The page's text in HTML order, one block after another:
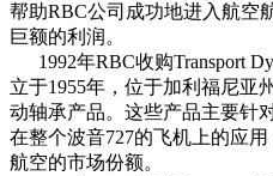
帮助RBC公司成功地进入航空
巨额的利润。
1992年RBC收购Transport
立于1955年，位于加利福尼亚
动轴承产品。这些产品主要针
在整个波音727的飞机上的应
航空的市场份额。